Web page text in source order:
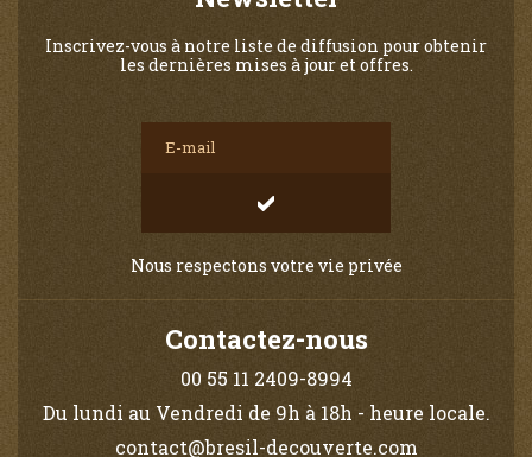
Inscrivez-vous à notre liste de diffusion pour obtenir
les dernières mises à jour et offres.
Nous respectons votre vie privée
Contactez-nous
00 55 11 2409-8994
Du lundi au Vendredi de 9h à 18h - heure locale.
contact@bresil-decouverte.com